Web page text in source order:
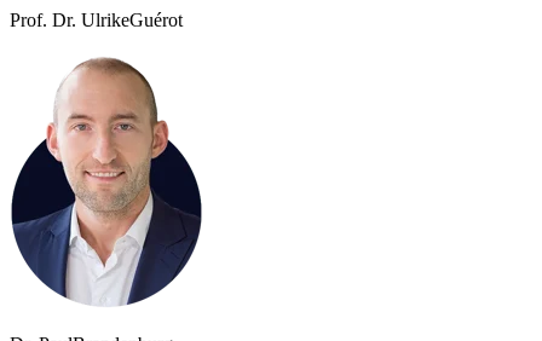
Prof. Dr. UlrikeGuérot